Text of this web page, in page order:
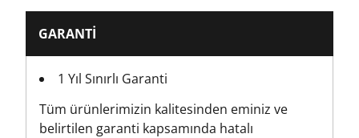
Ürün Paketleme Stili
6
GARANTI
1 Yıl Sınırlı Garanti
Tüm ürünlerimizin kalitesinden eminiz ve
belirtilen garanti kapsamında hatalı